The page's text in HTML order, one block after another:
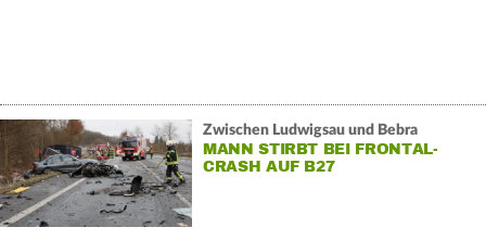
Zwischen Ludwigsau und Bebra
MANN STIRBT BEI FRONTAL-
CRASH AUF B27